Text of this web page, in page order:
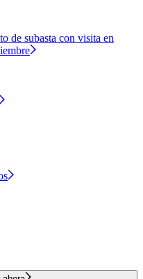
de subasta con visita en